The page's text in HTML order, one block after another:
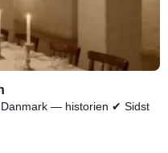
Danmark — historien ✔ Sidst